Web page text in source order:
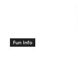
Fun Info